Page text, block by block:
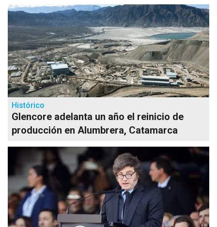
Histórico
Glencore adelanta un año el reinicio de
producción en Alumbrera, Catamarca